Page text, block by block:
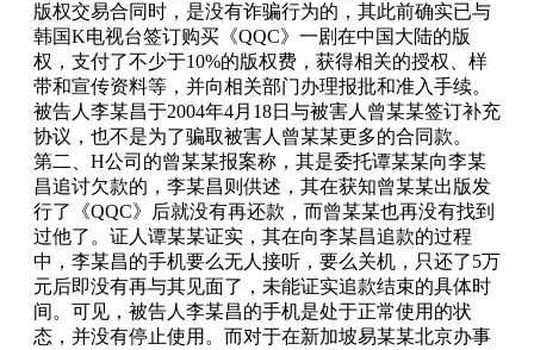
版权交易合同时，是没有诈骗行为的，其此前确实已与
韩国K电视台签订购买《QQC》一剧在中国大陆的版
权，支付了不少于10%的版权费，获得相关的授权、样
带和宣传资料等，并向相关部门办理报批和准入手续。
被告人李某昌于2004年4月18日与被害人曾某某签订补充
协议，也不是为了骗取被害人曾某某更多的合同款。
第二、H公司的曾某某报案称，其是委托谭某某向李某
昌追讨欠款的，李某昌则供述，其在获知曾某某出版发
行了《QQC》后就没有再还款，而曾某某也再没有找到
过他了。证人谭某某证实，其在向李某昌追款的过程
中，李某昌的手机要么无人接听，要么关机，只还了5万
元后即没有再与其见面了，未能证实追款结束的具体时
间。可见，被告人李某昌的手机是处于正常使用的状
态，并没有停止使用。而对于在新加坡易某某北京办事